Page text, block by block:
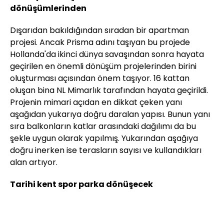
dönüşümlerinden
Dışarıdan bakıldığından sıradan bir apartman
projesi. Ancak Prisma adını taşıyan bu projede
Hollanda'da ikinci dünya savaşından sonra hayata
geçirilen en önemli dönüşüm projelerinden birini
oluşturması açısından önem taşıyor. 16 kattan
oluşan bina NL Mimarlık tarafından hayata geçirildi.
Projenin mimari açıdan en dikkat çeken yanı
aşağıdan yukarıya doğru daralan yapısı. Bunun yanı
sıra balkonların katlar arasındaki dağılımı da bu
şekle uygun olarak yapılmış. Yukarından aşağıya
doğru inerken ise terasların sayısı ve kullandıkları
alan artıyor.
Tarihi kent spor parka dönüşecek